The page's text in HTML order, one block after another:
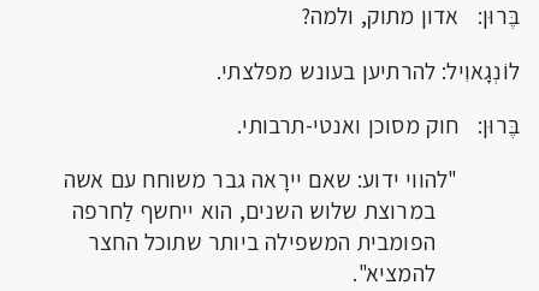
בֶּרוּן: אדון מתוק, ולמה?
לוֹנְגָאוִיל: להרתיען בעונש מפלצתי.
בֶּרוּן: חוק מסוכן ואנטי-תרבותי.
"להווי ידוע: שאם יירָאה גבר משוחח עם אשה
במרוצת שלוש השנים, הוא ייחשף לַחרפה
הפומבית המשפילה ביותר שתוכל החצר
להמציא".